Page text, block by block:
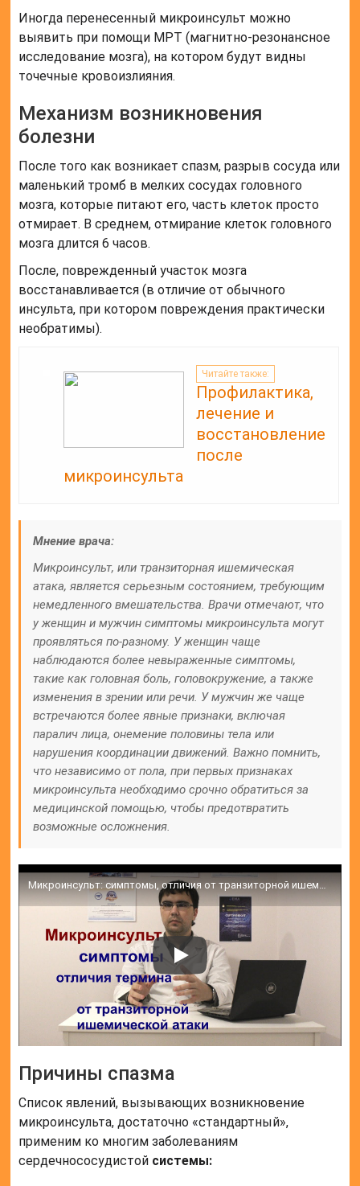
Иногда перенесенный микроинсульт можно
выявить при помощи МРТ (магнитно-резонансное
исследование мозга), на котором будут видны
точечные кровоизлияния.
Механизм возникновения
болезни
После того как возникает спазм, разрыв сосуда или
маленький тромб в мелких сосудах головного
мозга, которые питают его, часть клеток просто
отмирает. В среднем, отмирание клеток головного
мозга длится 6 часов.
После, поврежденный участок мозга
восстанавливается (в отличие от обычного
инсульта, при котором повреждения практически
необратимы).
Читайте также:
Профилактика,
лечение и
восстановление
после
микроинсульта
Мнение врача:
Микроинсульт, или транзиторная ишемическая
атака, является серьезным состоянием, требующим
немедленного вмешательства. Врачи отмечают, что
у женщин и мужчин симптомы микроинсульта могут
проявляться по-разному. У женщин чаще
наблюдаются более невыраженные симптомы,
такие как головная боль, головокружение, а также
изменения в зрении или речи. У мужчин же чаще
встречаются более явные признаки, включая
паралич лица, онемение половины тела или
нарушения координации движений. Важно помнить,
что независимо от пола, при первых признаках
микроинсульта необходимо срочно обратиться за
медицинской помощью, чтобы предотвратить
возможные осложнения.
Микроинсульт: симптомы, отличия от транзиторной ишемической атаки
Причины спазма
Список явлений, вызывающих возникновение
микроинсульта, достаточно «стандартный»,
применим ко многим заболеваниям
сердечнососудистой системы: